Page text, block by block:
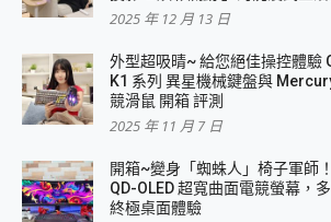
2025 年 12 月 13 日
外型超吸晴~ 給您絕佳操控體
K1 系列 異星機械鍵盤與
競滑鼠 開箱 評測
2025 年 11 月 7 日
開箱~變身「蜘蛛人」椅子軍師
QD-OLED 超寬曲面電競螢幕，
終極桌面體驗